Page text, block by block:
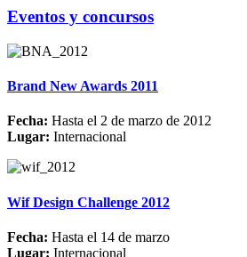
Eventos y concursos
Brand New Awards 2011
Fecha: Hasta el 2 de marzo de 2012
Lugar: Internacional
Wif Design Challenge 2012
Fecha: Hasta el 14 de marzo
Lugar: Internacional